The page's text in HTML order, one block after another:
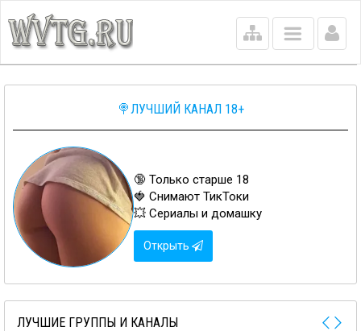
Main
menu
🍭ЛУЧШИЙ КАНАЛ 18+
🔞 Только старше 18
🍓 Снимают ТикТоки
💥 Сериалы и домашку
Открыть
ЛУЧШИЕ ГРУППЫ И КАНАЛЫ